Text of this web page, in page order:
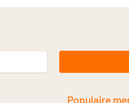
Populaire